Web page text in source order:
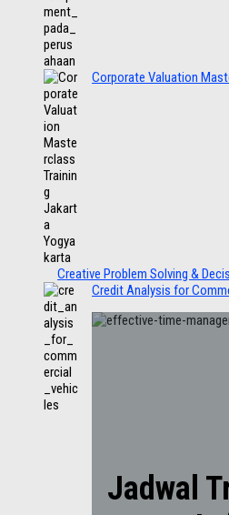
Corporate Valuation
Creative Problem Solving &
Credit Analysis for
Jadwal